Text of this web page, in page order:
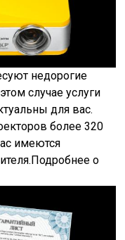
недорогие
случае услуги
для вас.
более 320
имеются
о